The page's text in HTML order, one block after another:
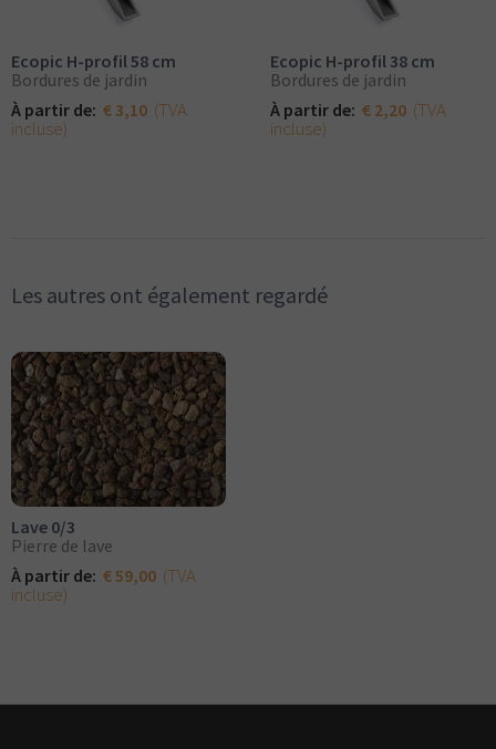
Ecopic H-profil 58 cm
Bordures de jardin
À partir de: € 3,10 (TVA
incluse)
Ecopic H-profil 38 cm
Bordures de jardin
À partir de: € 2,20 (TVA
incluse)
Les autres ont également regardé
Lave 0/3
Pierre de lave
À partir de: € 59,00 (TVA
incluse)